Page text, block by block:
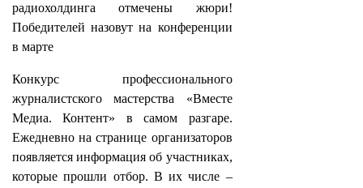
радиохолдинга отмечены жюри!
Победителей назовут на конференции
в марте
Конкурс профессионального
журналистского мастерства «Вместе
Медиа. Контент» в самом разгаре.
Ежедневно на странице организаторов
появляется информация об участниках,
которые прошли отбор. В их числе –